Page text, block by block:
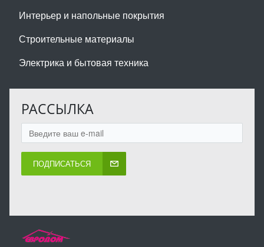
Интерьер и напольные покрытия
Строительные материалы
Электрика и бытовая техника
РАССЫЛКА
ПОДПИСАТЬСЯ